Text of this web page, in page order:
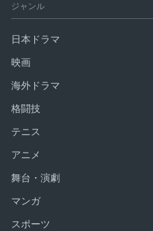
ジャンル
日本ドラマ
映画
海外ドラマ
格闘技
テニス
アニメ
舞台・演劇
マンガ
スポーツ